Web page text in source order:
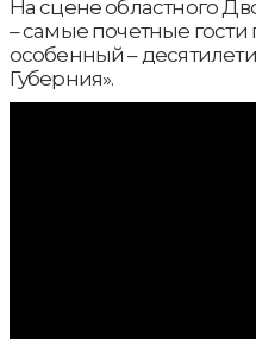
На сцене областного
– самые почетные гости
особенный –
Губерния».